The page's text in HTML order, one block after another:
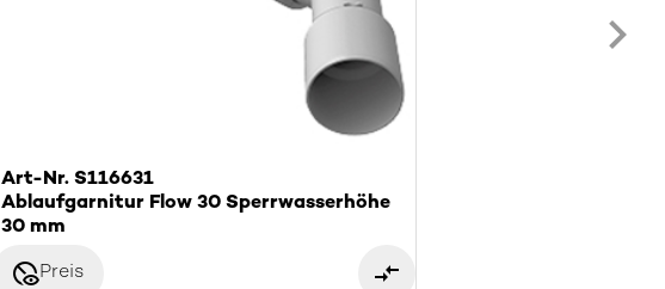
Art-Nr. S116631
Ablaufgarnitur Flow 30 Sperrwasserhöhe
30 mm
disabled_visiblePreis